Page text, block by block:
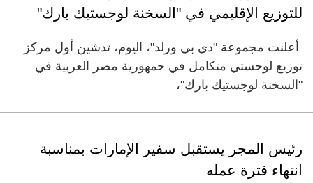
للتوزيع الإقليمي في "السخنة لوجستيك بارك"
أعلنت مجموعة "دي بي ورلد"، اليوم، تدشين أول مركز
توزيع لوجستي متكامل في جمهورية مصر العربية في
"السخنة لوجستيك بارك"،
رئيس المجر يستقبل سفير الإمارات بمناسبة
انتهاء فترة عمله